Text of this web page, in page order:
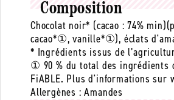
Composition
Chocolat noir* (cacao : 74%
cacao*①, vanille*①), éclats
* Ingrédients issus de
① 90 % du total des ingrédients
FiABLE. Plus d'informations sur
Allergènes : Amandes